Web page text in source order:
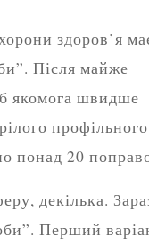
здоров’я
Після майже
якомога швидше
профільного
понад 20
декілька.
Перший